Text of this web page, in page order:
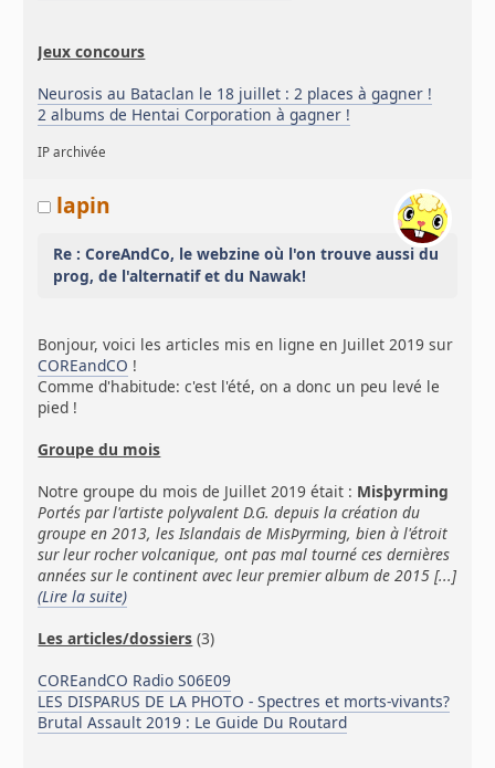
Jeux concours
Neurosis au Bataclan le 18 juillet : 2 places à gagner !
2 albums de Hentai Corporation à gagner !
IP archivée
lapin
Re : CoreAndCo, le webzine où l'on trouve aussi du
prog, de l'alternatif et du Nawak!
Bonjour, voici les articles mis en ligne en Juillet 2019 sur
COREandCO !
Comme d'habitude: c'est l'été, on a donc un peu levé le
pied !
Groupe du mois
Notre groupe du mois de Juillet 2019 était : Misþyrming
Portés par l'artiste polyvalent D.G. depuis la création du
groupe en 2013, les Islandais de MisÞyrming, bien à l'étroit
sur leur rocher volcanique, ont pas mal tourné ces dernières
années sur le continent avec leur premier album de 2015 [...]
(Lire la suite)
Les articles/dossiers (3)
COREandCO Radio S06E09
LES DISPARUS DE LA PHOTO - Spectres et morts-vivants?
Brutal Assault 2019 : Le Guide Du Routard